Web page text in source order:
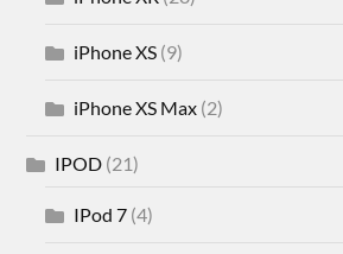
iPhone XS (9)
iPhone XS Max (2)
IPOD (21)
IPod 7 (4)